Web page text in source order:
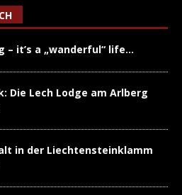
– it’s a „wanderful“ life…
Die Lech Lodge am Arlberg
in der Liechtensteinklamm